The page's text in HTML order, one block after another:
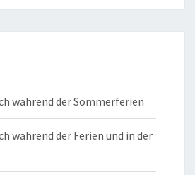
während der Sommerferien
während der Ferien und in der